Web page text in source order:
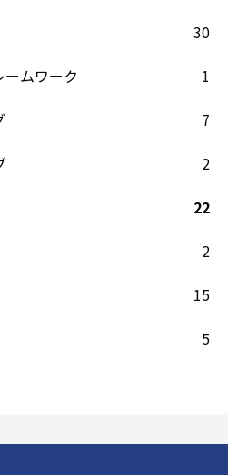
30
ムワーク
1
7
2
22
2
15
5